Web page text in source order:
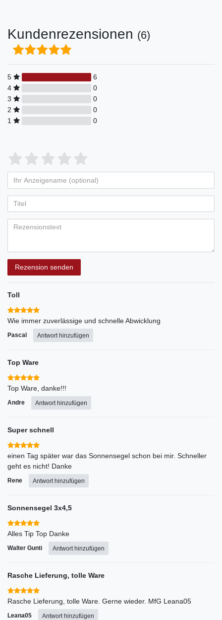
Kundenrezensionen (6)
5
6
4
0
3
0
2
0
1
0
Bewertungssterne
von
5
Bewertungssternen
4
von
5
Bewertungssternen
3
von
5
Bewertungssternen
2
von
5
Bewertungssternen
1
von
5
Bewertungssternen
Anzeigename
(optional)
Rezension senden
Toll
Wie immer zuverlässige und schnelle Abwicklung
Pascal Antwort hinzufügen
Top Ware
Top Ware, danke!!!
Andre Antwort hinzufügen
Super schnell
einen Tag später war das Sonnensegel schon bei mir. Schneller
geht es nicht! Danke
Rene Antwort hinzufügen
Sonnensegel 3x4,5
Alles Tip Top Danke
Walter Gunti Antwort hinzufügen
Rasche Lieferung, tolle Ware
Rasche Lieferung, tolle Ware. Gerne wieder. MfG Leana05
Leana05 Antwort hinzufügen